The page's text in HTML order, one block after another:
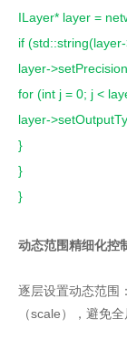
ILayer* layer =
if
layer-
for (int j = 0; j <
layer-
}
}
}
动态范围精细化控
逐层设置动态范围
（scale），避免